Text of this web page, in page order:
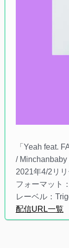
「Yeah feat.
/
2021年4/2リリ
フォーマット
レーベル：
配信URL一覧